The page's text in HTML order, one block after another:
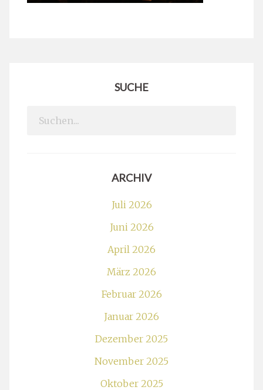
SUCHE
Search
ARCHIV
Juli 2026
Juni 2026
April 2026
März 2026
Februar 2026
Januar 2026
Dezember 2025
November 2025
Oktober 2025